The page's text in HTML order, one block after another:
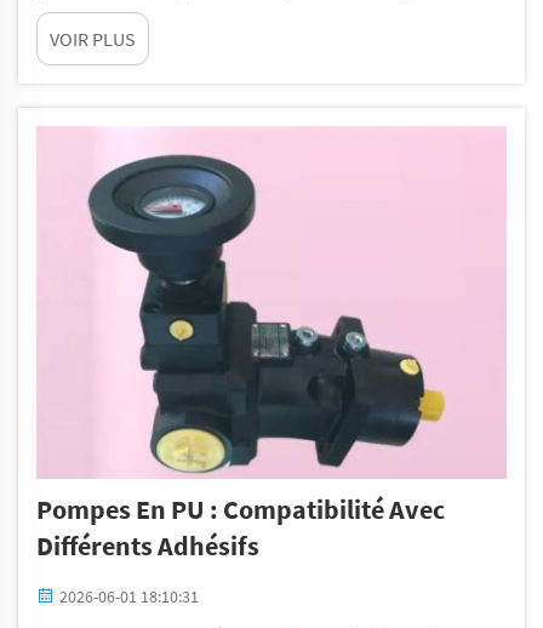
nombreux secteurs industriels. Elles fonctionnent grâce
à un piston qui pousse le fluide à travers une
canalisation. Cela les rend puissantes et efficaces. Pour
elles doivent faire l’objet d’essais et de certifi...
VOIR PLUS
Pompes En PU : Compatibilité Avec
Différents Adhésifs
2026-06-01 18:10:31